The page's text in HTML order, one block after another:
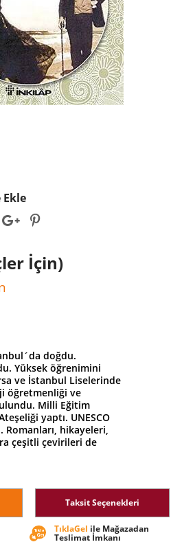
Ekle
İçin)
doğdu.
Yüksek öğrenimini
ve İstanbul Liselerinde
öğretmenliği ve
Milli Eğitim
yaptı. UNESCO
hikayeleri,
çeşitli çevirileri de
Taksit Seçenekleri
TıklaGel ile Mağazadan
Teslimat İmkanı